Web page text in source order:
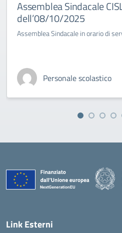
Assemblea Sindacale
dell’08/10/2025
Assemblea Sindacale in orario di
Personale scolastico
Link Esterni